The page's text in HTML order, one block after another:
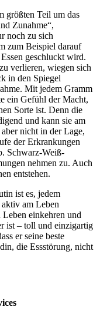
größten Teil um das
Zunahme“,
noch zu sich
zum Beispiel darauf
geschluckt wird.
verlieren, wiegen sich
in den Spiegel
Mit jedem Gramm
ein Gefühl der Macht,
Sorte ist. Denn die
und kann sie am
nicht in der Lage,
der Erkrankungen
Schwarz-Weiß-
nehmen zu. Auch
entstehen.
ist es, jedem
aktiv am Leben
einkehren und
ist – toll und einzigartig
er seine beste
die Essstörung, nicht